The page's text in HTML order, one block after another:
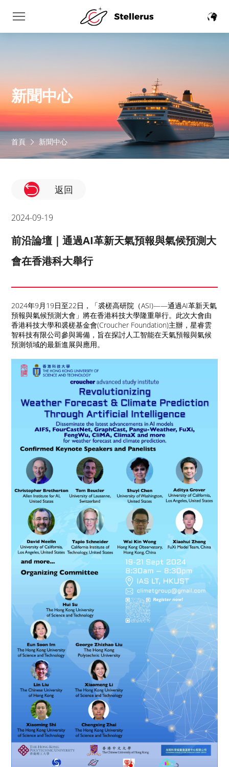
首頁 新聞中心
新聞中心
返回
2024-09-19
前沿論壇｜通過AI革新天氣預報與氣候預測大
會在香港科大舉行
2024年9月19日至22日，「裘槎高研院（ASI)——通過AI革新天氣
預報與氣候預測大會」將在香港科技大學隆重舉行。此次大會由
香港科技大學和裘槎基金會(Croucher Foundation)主辦，星睿雲
智科技有限公司參與籌備，旨在探討人工智能在天氣預報與氣候
預測領域的最新進展與應用。